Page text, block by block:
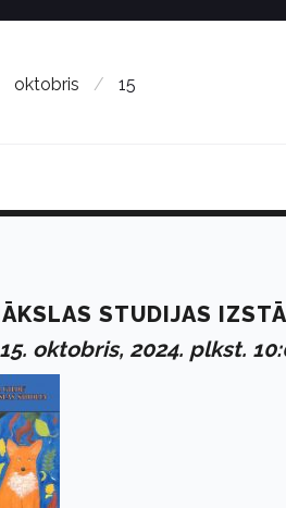
oktobris / 15
STUDIJAS
oktobris, 2024. plkst.